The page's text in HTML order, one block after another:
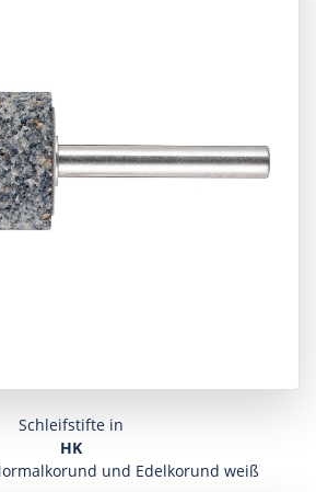
Schleifstifte in
HK
und Edelkorund weiß